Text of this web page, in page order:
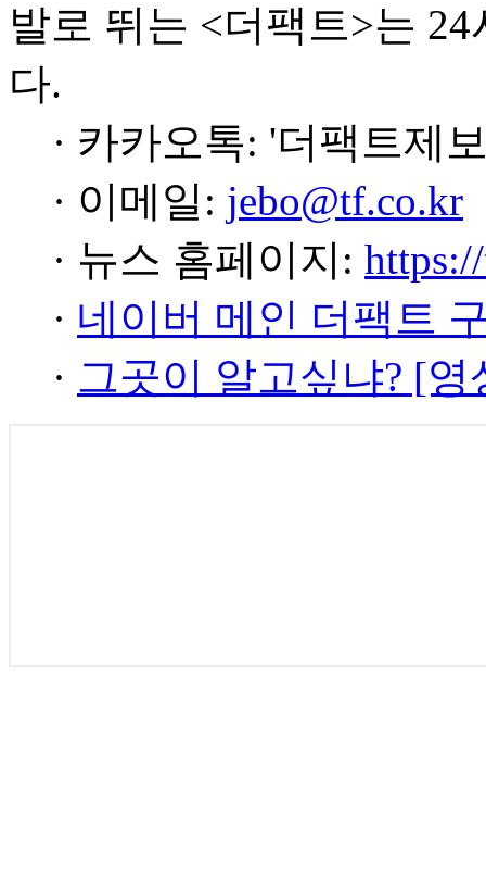
발로 뛰는 <더팩트>는
다.
· 카카오톡: '더팩트제
· 이메일: jebo@tf.co.kr
· 뉴스 홈페이지:
· 네이버 메인 더팩트
· 그곳이 알고싶냐? [